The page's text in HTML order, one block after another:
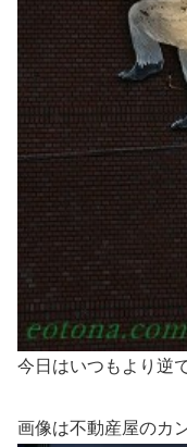
今日はいつもより逆
画像は不動産屋のカ